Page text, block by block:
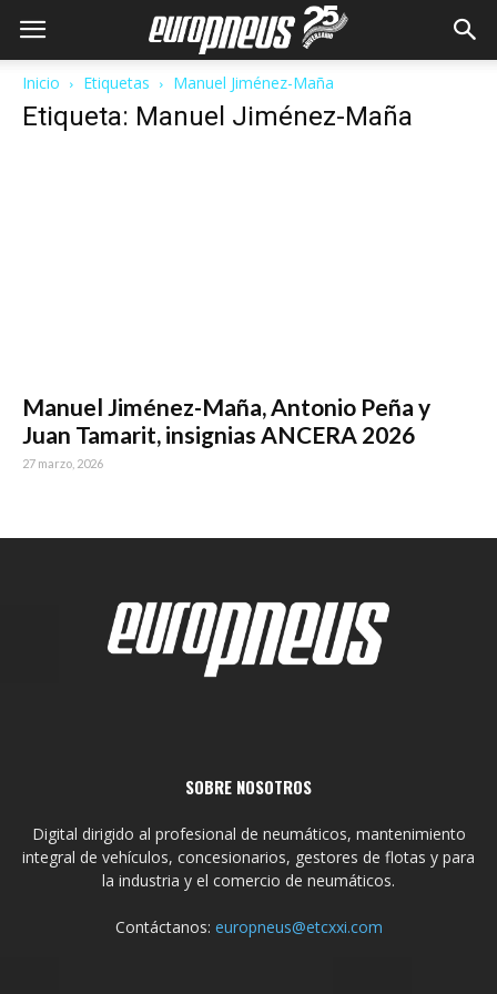
Inicio Etiquetas Manuel Jiménez-Maña
Etiqueta: Manuel Jiménez-Maña
Manuel Jiménez-Maña, Antonio Peña y
Juan Tamarit, insignias ANCERA 2026
27 marzo, 2026
SOBRE NOSOTROS
Digital dirigido al profesional de neumáticos, mantenimiento
integral de vehículos, concesionarios, gestores de flotas y para
la industria y el comercio de neumáticos.
Contáctanos: europneus@etcxxi.com